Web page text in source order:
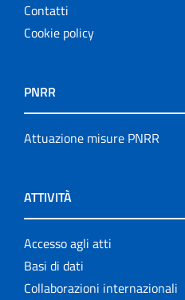
Contatti
Cookie policy
PNRR
Attuazione misure PNRR
ATTIVITÀ
Accesso agli atti
Basi di dati
Collaborazioni internazionali